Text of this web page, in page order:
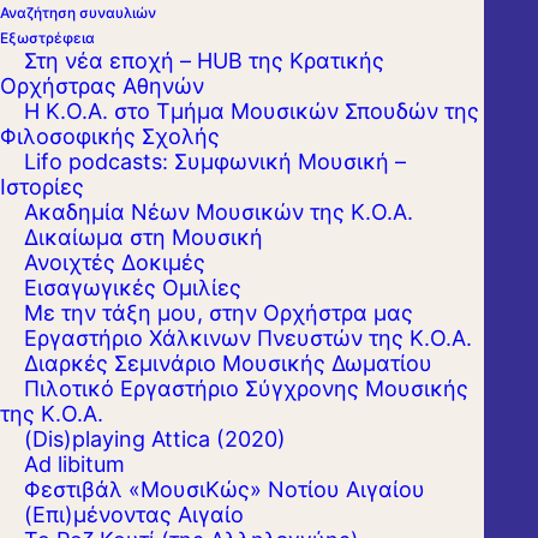
Αναζήτηση συναυλιών
Εξωστρέφεια
Στη νέα εποχή – HUB της Κρατικής
Ορχήστρας Αθηνών
Η Κ.Ο.Α. στο Τμήμα Μουσικών Σπουδών της
Φιλοσοφικής Σχολής
Lifo podcasts: Συμφωνική Μουσική –
Ιστορίες
Ακαδημία Νέων Μουσικών της Κ.Ο.Α.
Δικαίωμα στη Μουσική
Ανοιχτές Δοκιμές
Εισαγωγικές Ομιλίες
Με την τάξη μου, στην Ορχήστρα μας
Εργαστήριo Χάλκινων Πνευστών της Κ.Ο.Α.
Διαρκές Σεμινάριο Μουσικής Δωματίου
Πιλοτικό Εργαστήριο Σύγχρονης Μουσικής
της Κ.Ο.Α.
(Dis)playing Attica (2020)
Ad libitum
Φεστιβάλ «ΜουσιΚώς» Νοτίου Αιγαίου
(Επι)μένοντας Αιγαίο
Η Κρατική Ορχήστρα Αθηνών υπό τη
διεύθυνση του διεθνούς φήμης Βούλγαρου